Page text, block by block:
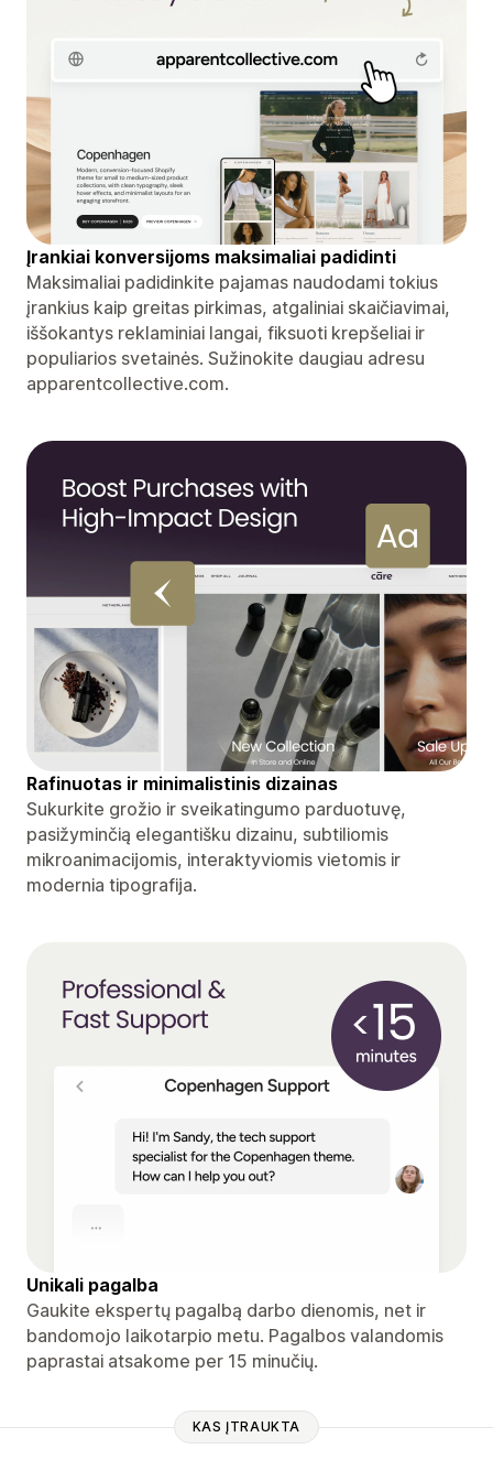
Įrankiai konversijoms maksimaliai padidinti
Maksimaliai padidinkite pajamas naudodami tokius
įrankius kaip greitas pirkimas, atgaliniai skaičiavimai,
iššokantys reklaminiai langai, fiksuoti krepšeliai ir
populiarios svetainės. Sužinokite daugiau adresu
apparentcollective.com.
Rafinuotas ir minimalistinis dizainas
Sukurkite grožio ir sveikatingumo parduotuvę,
pasižyminčią elegantišku dizainu, subtiliomis
mikroanimacijomis, interaktyviomis vietomis ir
modernia tipografija.
Unikali pagalba
Gaukite ekspertų pagalbą darbo dienomis, net ir
bandomojo laikotarpio metu. Pagalbos valandomis
paprastai atsakome per 15 minučių.
KAS ĮTRAUKTA